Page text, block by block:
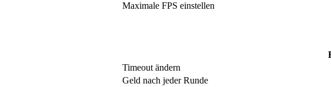
Maximale FPS einstellen
Timeout ändern
Geld nach jeder Runde